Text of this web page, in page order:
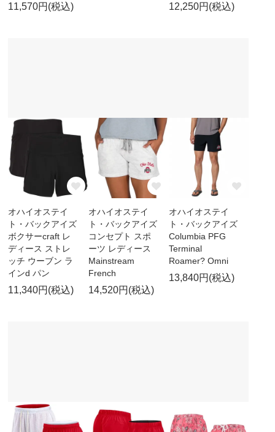
11,570円(税込) 12,250円(税込)
オハイオステイ
ト・バックアイズ
ボクサーcraft レ
ディース ストレ
ッチ ウーブン ラ
インd パン
11,340円(税込)
オハイオステイ
ト・バックアイズ
コンセプト スポ
ーツ レディース
Mainstream
French
14,520円(税込)
オハイオステイ
ト・バックアイズ
Columbia PFG
Terminal
Roamer? Omni
13,840円(税込)